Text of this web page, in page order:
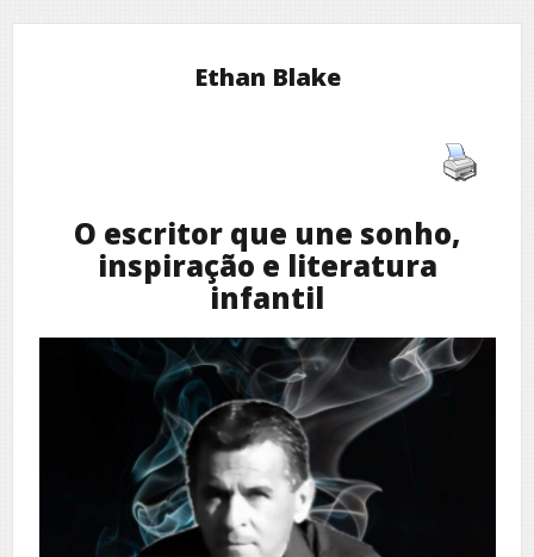
Ethan Blake
O escritor que une sonho,
inspiração e literatura
infantil